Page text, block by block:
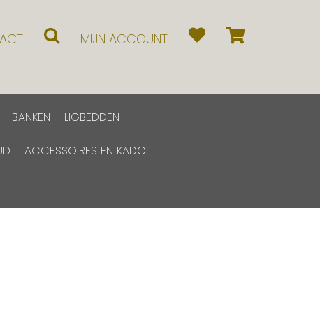
MIJN ACCOUNT
BANKEN LIGBEDDEN
ACCESSOIRES EN KADO